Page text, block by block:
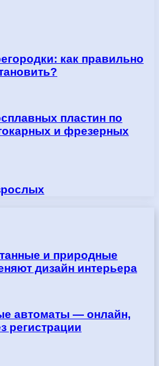
как правильно
пластин по
и фрезерных
и природные
дизайн интерьера
автоматы — онлайн,
регистрации